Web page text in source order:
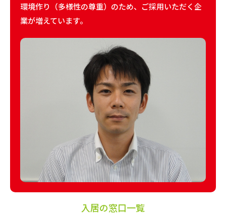
環境作り（多様性の尊重）のため、ご採用いただく企
業が増えています。
入居の窓口一覧